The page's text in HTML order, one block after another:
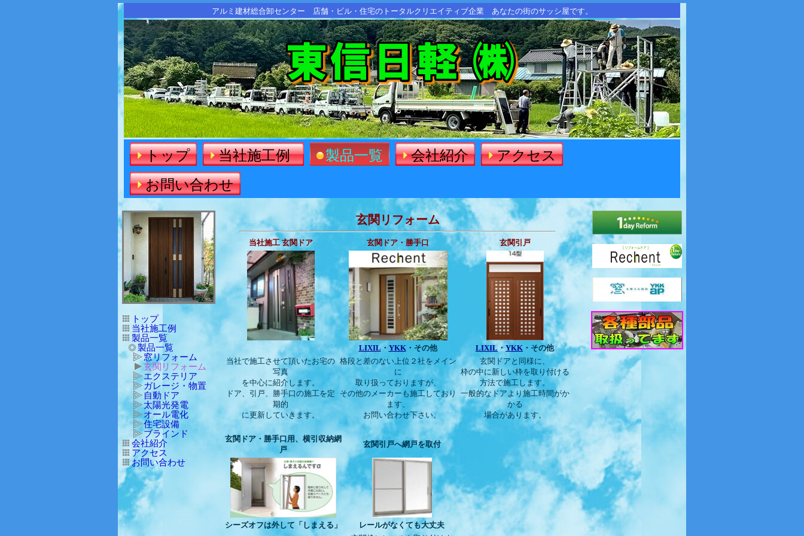
アルミ建材総合卸センター 店舗・ビル・住宅のトータルクリエイティブ企業 あなたの街のサッシ屋です。
トップ 当社施工例 製品一覧 会社紹介
アクセス
お問い合わせ
トップ
当社施工例
製品一覧
製品一覧
窓リフォーム
玄関リフォーム
エクステリア
ガレージ・物置
自動ドア
太陽光発電
オール電化
住宅設備
ブラインド
会社紹介
アクセス
お問い合わせ
玄関リフォーム
当社施工 玄関ドア 玄関ドア・勝手口 玄関引戸
LIXIL・ YKK・その他 LIXIL ・YKK ・その他
当社で施工させて頂いたお宅の
写真
を中心に紹介します。
ドア、引戸、勝手口の施工を定
期的
に更新していきます。
格段と差のない上位２社をメイン
に
取り扱っておりますが、
その他のメーカーも施工しており
ます、
お問い合わせ下さい。
玄関ドアと同様に、
枠の中に新しい枠を取り付ける
方法で施工します。
一般的なドアより施工時間がか
かる
場合があります。
玄関ドア・勝手口用、横引収納網
戸
玄関引戸へ網戸を取付
シーズオフは外して「しまえる」
レールがなくても大丈夫